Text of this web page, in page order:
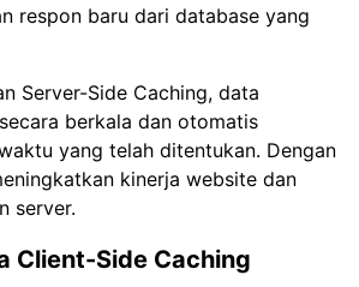
respon baru dari database yang
Server-Side Caching, data
berkala dan otomatis
yang telah ditentukan. Dengan
kinerja website dan
server.
Client-Side Caching